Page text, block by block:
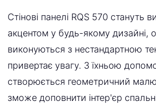
Стінові панелі RQS 570 стануть
акцентом у будь-якому дизайні,
виконуються з нестандартною
привертає увагу. З їхньою
створюється геометричний
зможе доповнити інтер'єр